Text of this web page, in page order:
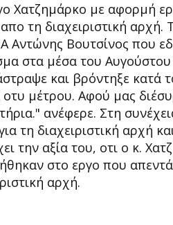
Χατζημάρκο με αφορμή
τη διαχειριστική αρχή.
Αντώνης Βουτσίνος που
στα μέσα του
και βρόντηξε κατά
οτυ μέτρου. Αφού μας
ανέφερε. Στη
τη διαχειριστική αρχή
την αξία του, οτι ο κ.
στο εργο που
αρχή.